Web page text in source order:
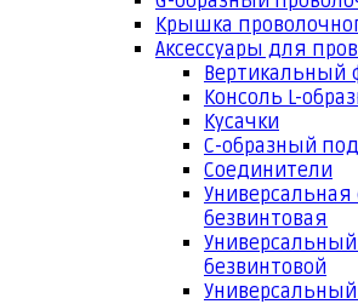
Крышка
Аксессуары для
Вертикальный
Консоль L-
Кусачки
С-образный
Соединители
Универсальная
безвинтовая
безвинтовой